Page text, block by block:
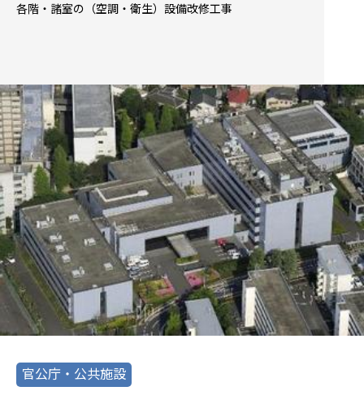
各階・諸室の（空調・衛生）設備改修工事
官公庁・公共施設